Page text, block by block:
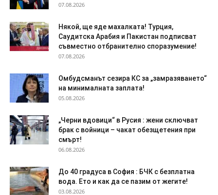
07.08.2026
Някой, ще яде махалката! Турция,
Саудитска Арабия и Пакистан подписват
съвместно отбранително споразумение!
07.08.2026
Омбудсманът сезира КС за „замразяването“
на минималната заплата!
05.08.2026
„Черни вдовици“ в Русия : жени сключват
брак с войници – чакат обезщетения при
смърт!
06.08.2026
До 40 градуса в София : БЧК с безплатна
вода. Ето и как да се пазим от жегите!
03.08.2026